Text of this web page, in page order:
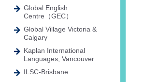
Global English
Centre（GEC）
Global Village Victoria &
Calgary
Kaplan International
Languages, Vancouver
ILSC-Brisbane